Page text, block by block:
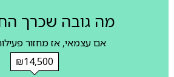
מה גובה שכרך
אם עצמאי, אז מחזור
₪14,500